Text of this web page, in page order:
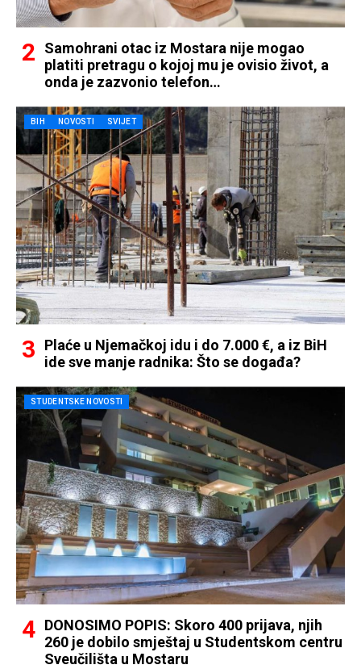
Samohrani otac iz Mostara nije mogao
platiti pretragu o kojoj mu je ovisio život, a
onda je zazvonio telefon…
BIH NOVOSTI SVIJET
Plaće u Njemačkoj idu i do 7.000 €, a iz BiH
ide sve manje radnika: Što se događa?
STUDENTSKE NOVOSTI
DONOSIMO POPIS: Skoro 400 prijava, njih
260 je dobilo smještaj u Studentskom centru
Sveučilišta u Mostaru